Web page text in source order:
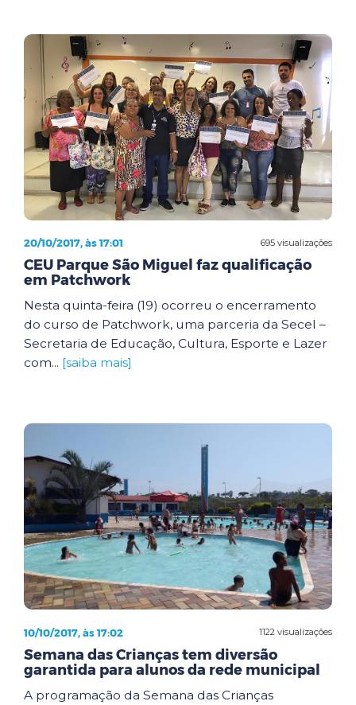
695 visualizações
20/10/2017, às 17:01
CEU Parque São Miguel faz qualificação
em Patchwork
Nesta quinta-feira (19) ocorreu o encerramento
do curso de Patchwork, uma parceria da Secel –
Secretaria de Educação, Cultura, Esporte e Lazer
com... [saiba mais]
1122 visualizações
10/10/2017, às 17:02
Semana das Crianças tem diversão
garantida para alunos da rede municipal
A programação da Semana das Crianças